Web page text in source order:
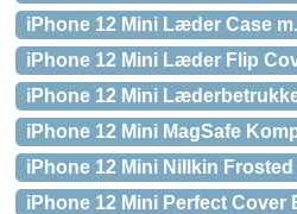
iPhone 12 Mini Læder Case
iPhone 12 Mini Læder Flip
iPhone 12 Mini
iPhone 12 Mini MagSafe
iPhone 12 Mini Nillkin
iPhone 12 Mini Perfect Cover